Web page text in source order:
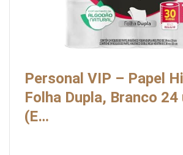
Personal VIP – Papel
Folha Dupla, Branco
(E…